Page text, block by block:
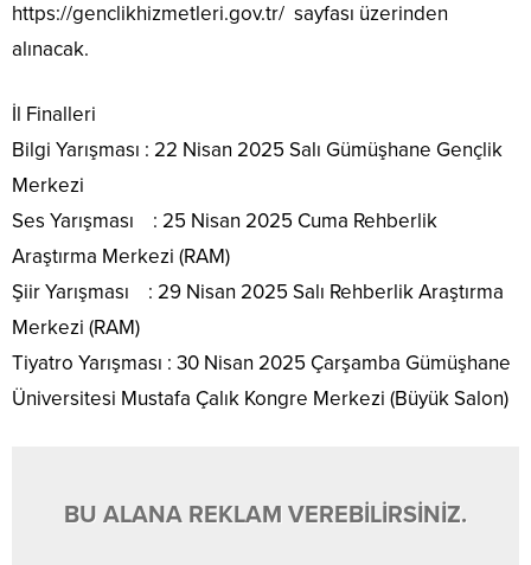
https://genclikhizmetleri.gov.tr/ sayfası üzerinden
alınacak.
İl Finalleri
Bilgi Yarışması : 22 Nisan 2025 Salı Gümüşhane Gençlik
Merkezi
Ses Yarışması : 25 Nisan 2025 Cuma Rehberlik
Araştırma Merkezi (RAM)
Şiir Yarışması : 29 Nisan 2025 Salı Rehberlik Araştırma
Merkezi (RAM)
Tiyatro Yarışması : 30 Nisan 2025 Çarşamba Gümüşhane
Üniversitesi Mustafa Çalık Kongre Merkezi (Büyük Salon)
BU ALANA REKLAM VEREBİLİRSİNİZ.